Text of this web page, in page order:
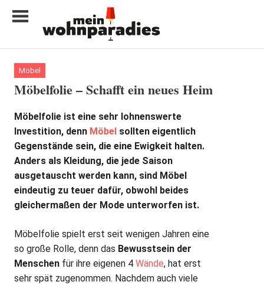
Inhalt
My
home
is
my
Möbel
Möbelfolie – Schafft ein neues Heim
Möbelfolie ist eine sehr lohnenswerte
Investition, denn Möbel sollten eigentlich
Gegenstände sein, die eine Ewigkeit halten.
Anders als Kleidung, die jede Saison
ausgetauscht werden kann, sind Möbel
eindeutig zu teuer dafür, obwohl beides
gleichermaßen der Mode unterworfen ist.
Möbelfolie spielt erst seit wenigen Jahren eine
so große Rolle, denn das Bewusstsein der
Menschen für ihre eigenen 4 Wände, hat erst
sehr spät zugenommen. Nachdem auch viele